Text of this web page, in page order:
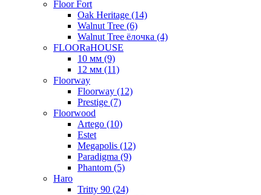
Floor Fort
Oak Heritage (14)
Walnut Tree (6)
Walnut Tree ёлочка (4)
FLOORaHOUSE
10 мм (9)
12 мм (11)
Floorway
Floorway (12)
Prestige (7)
Floorwood
Artego (10)
Estet
Megapolis (12)
Paradigma (9)
Phantom (5)
Haro
Tritty 90 (24)